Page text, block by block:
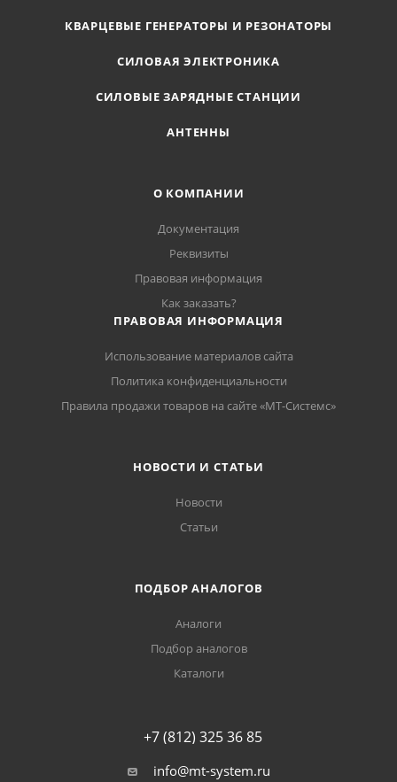
КВАРЦЕВЫЕ ГЕНЕРАТОРЫ И РЕЗОНАТОРЫ
СИЛОВАЯ ЭЛЕКТРОНИКА
СИЛОВЫЕ ЗАРЯДНЫЕ СТАНЦИИ
АНТЕННЫ
О КОМПАНИИ
Документация
Реквизиты
Правовая информация
Как заказать?
ПРАВОВАЯ ИНФОРМАЦИЯ
Использование материалов сайта
Политика конфиденциальности
Правила продажи товаров на сайте «МТ-Системс»
НОВОСТИ И СТАТЬИ
Новости
Статьи
ПОДБОР АНАЛОГОВ
Аналоги
Подбор аналогов
Каталоги
+7 (812) 325 36 85
info@mt-system.ru